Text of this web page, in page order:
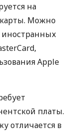
на
Можно
иностранных
Apple
платы.
отличается в